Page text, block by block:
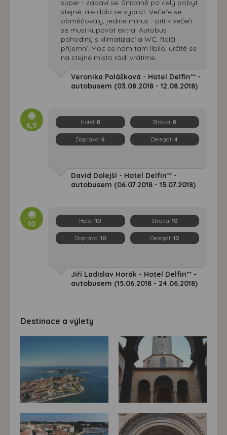
super - zabaví se. Snídaně po celý pobyt
stejné, ale dalo se vybrat. Večeře se
obměňovaly, jediné mínus - pití k večeři
se musí kupovat extra. Autobus
pohodlný s klimatizací a WC, řidiči
příjemní. Moc se nám tam líbilo, určitě se
na stejné místo rádi vrátíme.
Veronika Polášková - Hotel Delfin** -
autobusem (03.08.2018 - 12.08.2018)
6,5 Hotel: 8 Strava: 8
Doprava: 6 Delegát:4
David Dolejší - Hotel Delfin** -
autobusem (06.07.2018 - 15.07.2018)
10 Hotel:10 Strava: 10
Doprava: 10 Delegát: 10
Jiří Ladislav Horák - Hotel Delfin** -
autobusem (15.06.2018 - 24.06.2018)
Destinace a výlety